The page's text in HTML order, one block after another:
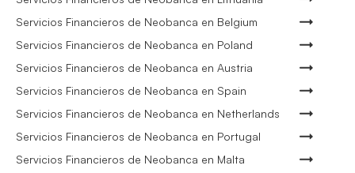
Servicios Financieros de Neobanca en Belgium
Servicios Financieros de Neobanca en Poland
Servicios Financieros de Neobanca en Austria
Servicios Financieros de Neobanca en Spain
Servicios Financieros de Neobanca en Netherlands
Servicios Financieros de Neobanca en Portugal
Servicios Financieros de Neobanca en Malta